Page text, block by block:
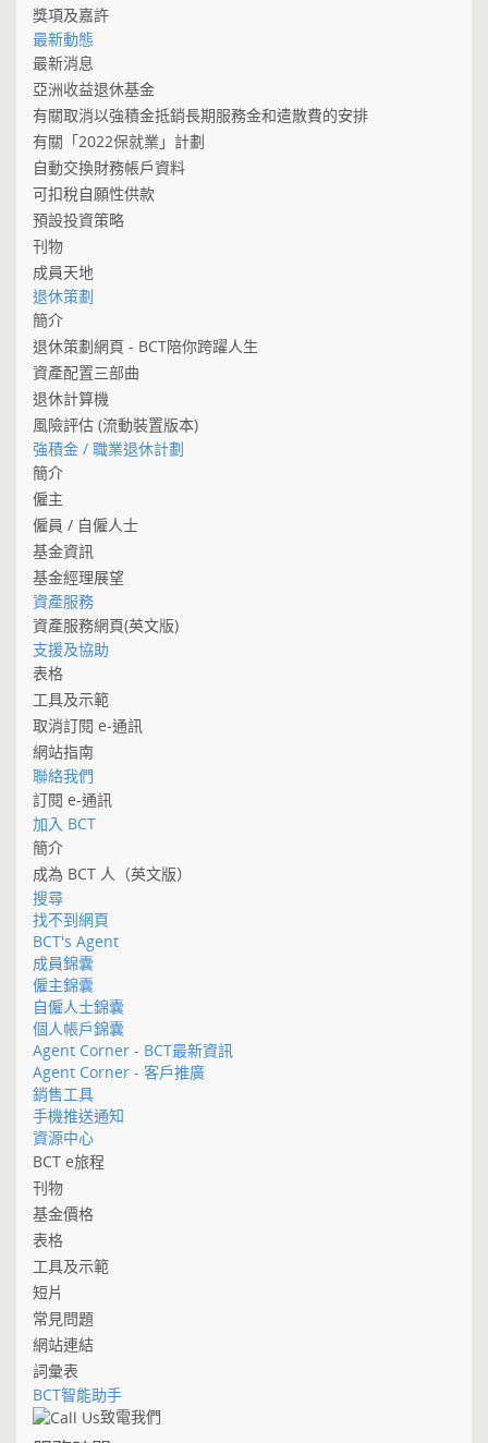
獎項及嘉許
最新動態
最新消息
亞洲收益退休基金
有關取消以強積金抵銷長期服務金和遣散費的安排
有關「2022保就業」計劃
自動交換財務帳戶資料
可扣稅自願性供款
預設投資策略
刊物
成員天地
退休策劃
簡介
退休策劃網頁 - BCT陪你跨躍人生
資產配置三部曲
退休計算機
風險評估 (流動裝置版本)
強積金 / 職業退休計劃
簡介
僱主
僱員 / 自僱人士
基金資訊
基金經理展望
資產服務
資產服務網頁(英文版)
支援及協助
表格
工具及示範
取消訂閱 e-通訊
網站指南
聯絡我們
訂閱 e-通訊
加入 BCT
簡介
成為 BCT 人（英文版）
搜尋
找不到網頁
BCT's Agent
成員錦囊
僱主錦囊
自僱人士錦囊
個人帳戶錦囊
Agent Corner - BCT最新資訊
Agent Corner - 客戶推廣
銷售工具
手機推送通知
資源中心
BCT e旅程
刊物
基金價格
表格
工具及示範
短片
常見問題
網站連結
詞彙表
BCT智能助手
致電我們